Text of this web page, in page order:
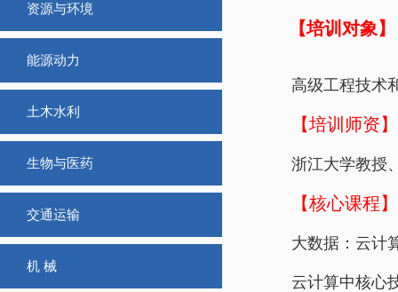
资源与环境
能源动力
土木水利
生物与医药
交通运输
机 械
【培训对象】
高级工程技术
【培训师资】
浙江大学教授
【核心课程】
大数据：云计
云计算中核心